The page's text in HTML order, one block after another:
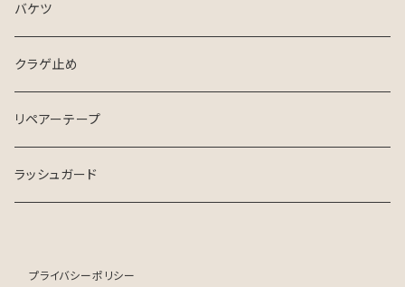
バケツ
クラゲ止め
リペアーテープ
ラッシュガード
プライバシーポリシー